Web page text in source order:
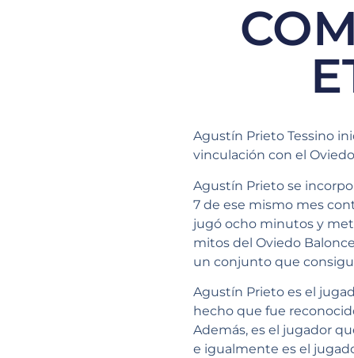
Agustín Prieto Tessino
vinculación con el
Agustín Prieto se
7 de ese mismo mes
jugó ocho minutos y
mitos del Oviedo
un conjunto que
Agustín Prieto es el
hecho que fue
Además, es el jugador
e igualmente es el